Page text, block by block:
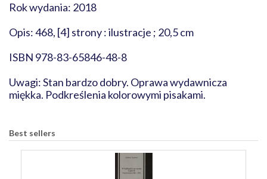
Rok wydania: 2018
Opis: 468, [4] strony : ilustracje ; 20,5 cm
ISBN 978-83-65846-48-8
Uwagi: Stan bardzo dobry. Oprawa wydawnicza
miękka. Podkreślenia kolorowymi pisakami.
Best sellers